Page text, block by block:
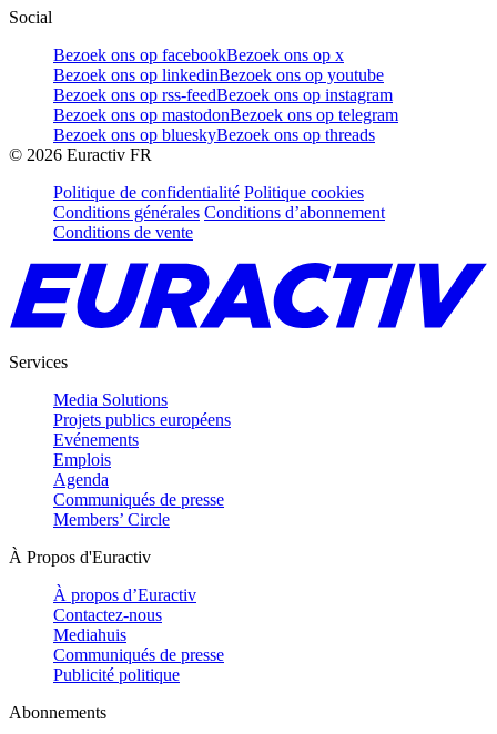
Social
Bezoek ons op facebookBezoek ons op x
Bezoek ons op linkedinBezoek ons op youtube
Bezoek ons op rss-feedBezoek ons op instagram
Bezoek ons op mastodonBezoek ons op telegram
Bezoek ons op blueskyBezoek ons op threads
© 2026 Euractiv FR
Politique de confidentialité Politique cookies
Conditions générales Conditions d’abonnement
Conditions de vente
Services
Media Solutions
Projets publics européens
Evénements
Emplois
Agenda
Communiqués de presse
Members’ Circle
À Propos d'Euractiv
À propos d’Euractiv
Contactez-nous
Mediahuis
Communiqués de presse
Publicité politique
Abonnements